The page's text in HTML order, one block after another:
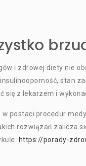
i zdrowej diety nie
stan
z lekarzem i
postaci procedur
rozwiązań zalicza
https://porady-